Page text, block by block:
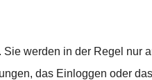
werden in der Regel nur
das Einloggen oder